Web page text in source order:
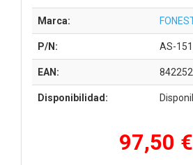
Marca:
P/N: AS-
EAN:
Disponibilidad:
97,50 €